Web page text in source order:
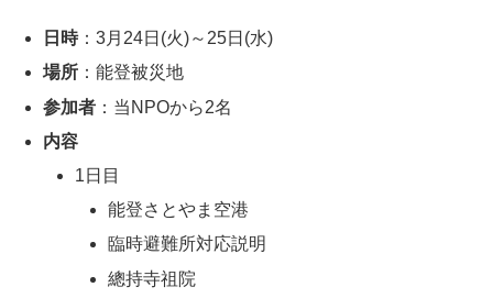
日時：3月24日(火)～25日(水)
場所 ：能登被災地
参加者 ：当NPOから2名
内容
1日目
能登さとやま空港
臨時避難所対応説明
總持寺祖院